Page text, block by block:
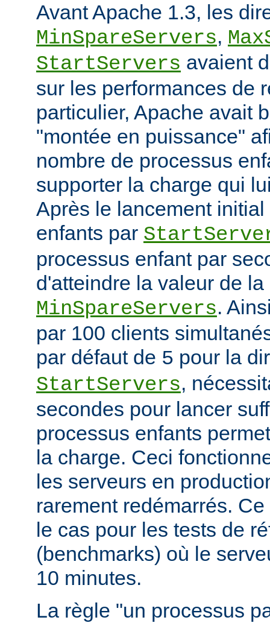
Avant Apache 1.3, les
MinSpareServers,
StartServers avaient
sur les performances de
particulier, Apache avait
"montée en puissance"
nombre de processus
supporter la charge qui
Après le lancement
enfants par
processus enfant par
d'atteindre la valeur de
MinSpareServers.
par 100 clients
par défaut de 5 pour la
StartServers,
secondes pour lancer
processus enfants
la charge. Ceci
les serveurs en
rarement redémarrés.
le cas pour les tests de
(benchmarks) où le
10 minutes.
La règle "un processus